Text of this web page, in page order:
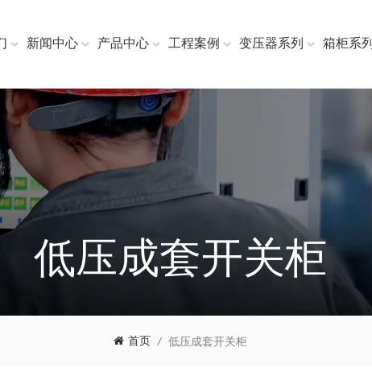
新闻中心 产品中心 工程案例 变压器系列 箱柜系列
低压成套开关柜
首页 / 低压成套开关柜